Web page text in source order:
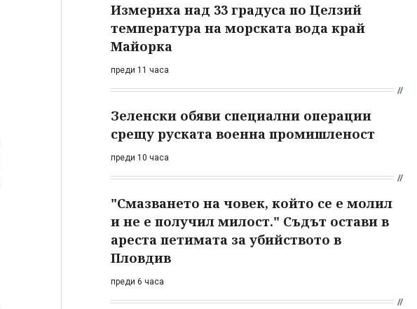
Измериха над 33 градуса по Целзий
температура на морската вода край
Майорка
преди 11 часа
Зеленски обяви специални операции
срещу руската военна промишленост
преди 10 часа
"Смазването на човек, който се е молил
и не е получил милост." Съдът остави в
ареста петимата за убийството в
Пловдив
преди 6 часа